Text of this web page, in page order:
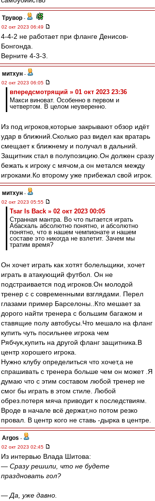
Трувор -
02 окт 2023 06:49
4-4-2 не работает при фланге Денисов-
Бонгонда.
Верните 4-3-3.
митхун -
02 окт 2023 06:05
впередсмотрящий » 01 окт 2023 23:36
Макси виноват. Особенно в первом и
четвертом. В целом неуверенно.
Из под игроков,которые закрывают обзор идёт
удар в ближний.Сколько раз видел как вратарь
смещает к ближнему и получал в дальний.
Защитник стал в полупозицию.Он должен сразу
бежать к игроку с мячом,а он метался между
игроками.Ко второму уже прибежал свой игрок.
митхун -
02 окт 2023 05:55
Tsar Is Back » 02 окт 2023 00:05
Странная мантра. Во что пытается играть
Абаскаль абсолютно понятно, и абсолютно
понятно, что в нашем чемпионате и нашем
составе это никогда не взлетит. Зачем мы
тратим время?
Он хочет играть как хотят болельщики, хочет
играть в атакующий футбол. Он не
подстраивается под игроков.Он молодой
тренер с с современными взглядами. Перел
глазами пример Барселоны..Кто мешает за
дорого найти тренера с большим багажом и
ставящие полу автобусы.Что мешало на фланг
купить чуть посильнее игрока чем
Рябчук,купить на другой фланг защитника.В
центр хорошего игрока.
Нужно клубу определиться что хочет,а не
спрашивать с тренера больше чем он может .Я
думаю что с этим составом любой тренер не
смог бы играть в этом стиле. Любой
обрез.потеря мяча приводит к последствиям.
Вроде в начале всё держат,но потом резко
провал. В центр кого не ставь -дырка в центре.
Argos -
02 окт 2023 02:45
Из интервью Влада Шитова:
— Сразу решили, что не будете
праздновать гол?
— Да, уже давно.